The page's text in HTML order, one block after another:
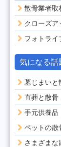
散骨業者取
クローズア
フォトライ
気になる話
墓じまいと
直葬と散骨
手元供養品
ペットの散
さまざまな